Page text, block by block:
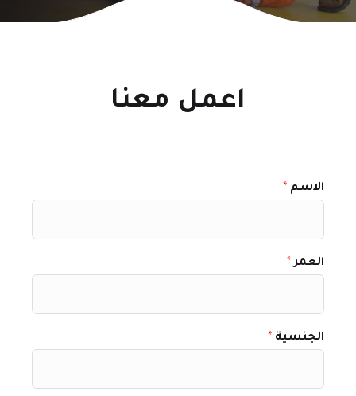
اعمل معنا
الاسم *
العمر*
الجنسية *